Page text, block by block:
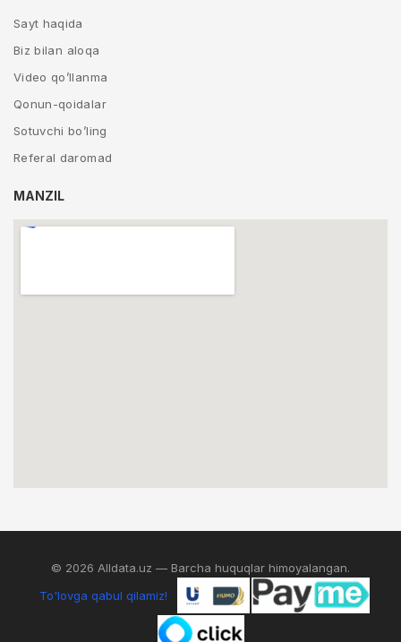
Sayt haqida
Biz bilan aloqa
Video qo’llanma
Qonun-qoidalar
Sotuvchi bo’ling
Referal daromad
MANZIL
© 2026 Alldata.uz — Barcha huquqlar himoyalangan.
To'lovga qabul qilamiz!